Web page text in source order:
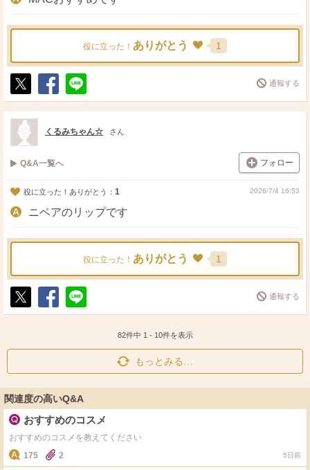
役に立った！ ありがとう 1
ポ
ス
ト
シ
ェ
送
る
通報する
くるみちゃん☆ さん
Q&A一覧へ フォロー
役に立った！ありがとう： 1 2026/7/4 16:53
ニベアのリップです
役に立った！ ありがとう 1
ポ
シ
送
通報する
82件中 1 - 10件を表示
もっとみる…
関連度の高いQ&A
おすすめのコスメ
おすすめのコスメを教えてください
175
2 5日前